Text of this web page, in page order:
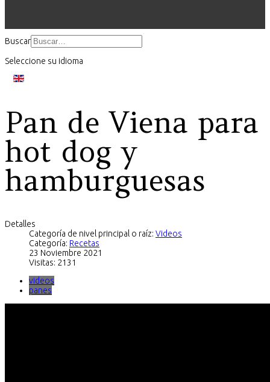
Buscar
Seleccione su idioma
Pan de Viena para
hot dog y
hamburguesas
Detalles
Categoría de nivel principal o raíz: Videos
Categoría: Recetas
23 Noviembre 2021
Visitas: 2131
videos
panes